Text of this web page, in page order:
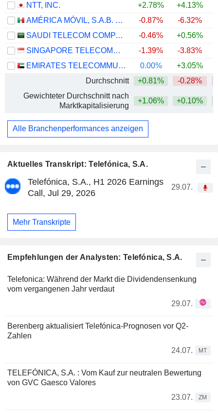
Aktuelles Transkript: Telefónica, S.A.
Telefónica, S.A., H1 2026 Earnings
Call, Jul 29, 2026
29.07.
Mehr Transkripte
Empfehlungen der Analysten: Telefónica, S.A.
Telefonica: Während der Markt die Dividendensenkung
vom vergangenen Jahr verdaut
29.07.
Berenberg aktualisiert Telefónica-Prognosen vor Q2-
Zahlen
24.07.
MT
TELEFÓNICA, S.A. : Vom Kauf zur neutralen Bewertung
von GVC Gaesco Valores
23.07.
ZM
NTT, INC.
+2.78% +4.13%
AMÉRICA MÓVIL, S.A.B. DE C.V.
-0.87% -6.32%
SAUDI TELECOM COMPANY
-0.46% +0.56%
SINGAPORE TELECOMMUNICATIONS LIMITED
-1.39% -3.83%
EMIRATES TELECOMMUNICATIONS GROUP COMPANY
0.00% +3.05%
Durchschnitt
+0.81% -0.28%
Gewichteter Durchschnitt nach
Marktkapitalisierung
+1.06% +0.10%
Alle Branchenperformances anzeigen